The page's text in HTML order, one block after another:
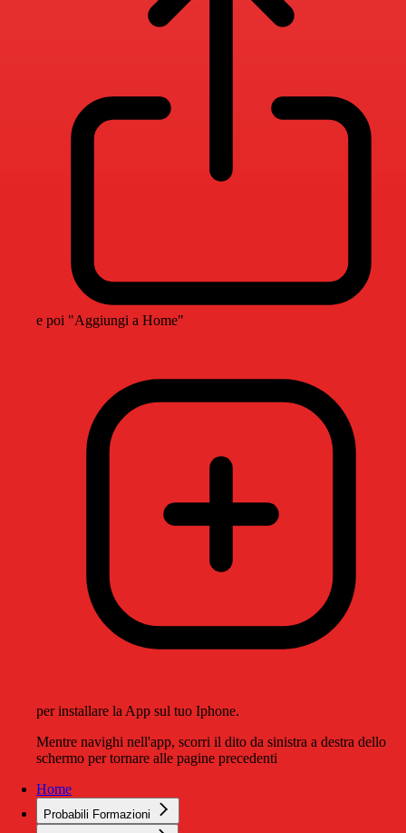
e poi "Aggiungi a Home"
per installare la App sul tuo Iphone.
Mentre navighi nell'app, scorri il dito da sinistra a destra dello
schermo per tornare alle pagine precedenti
Home
Probabili Formazioni